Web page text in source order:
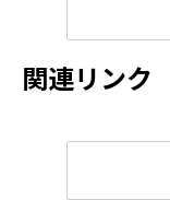
関連リンク